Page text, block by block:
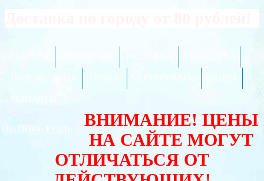
ВАЛЮТА:
ВНИМАНИЕ! ЦЕНЫ
НА САЙТЕ МОГУТ
ОТЛИЧАТЬСЯ ОТ